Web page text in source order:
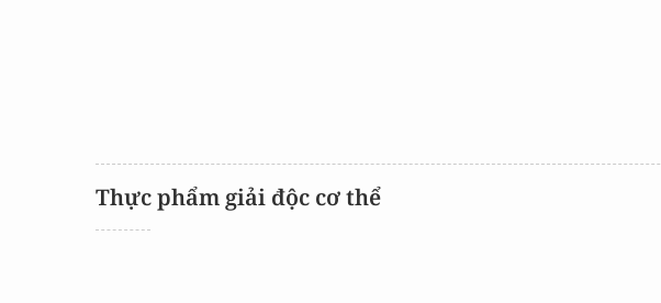
Thực phẩm giải độc cơ thể